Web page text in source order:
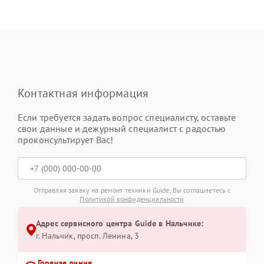
Контактная информация
Если требуется задать вопрос специалисту, оставьте
свои данные и дежурный специалист с радостью
проконсультирует Вас!
Отправляя заявку на ремонт техники Guide, Вы соглашаетесь с
Политикой конфиденциальности
Адрес сервисного центра Guide в Нальчике:
г. Нальчик, просп. Ленина, 3